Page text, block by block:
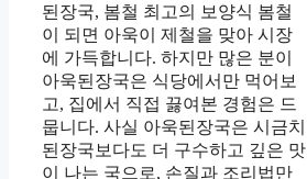
된장국, 봄철 최고의 보양식 봄철
이 되면 아욱이 제철을 맞아 시장
에 가득합니다. 하지만 많은 분이
아욱된장국은 식당에서만 먹어보
고, 집에서 직접 끓여본 경험은 드
뭅니다. 사실 아욱된장국은 시금치
된장국보다도 더 구수하고 깊은 맛
이 나는 국으로, 손질과 조리법만